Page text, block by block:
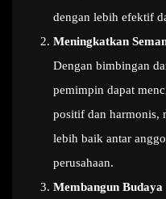
dengan lebih efektif
Meningkatkan
Dengan bimbingan
pemimpin dapat
positif dan harmonis,
lebih baik antar
perusahaan.
Membangun